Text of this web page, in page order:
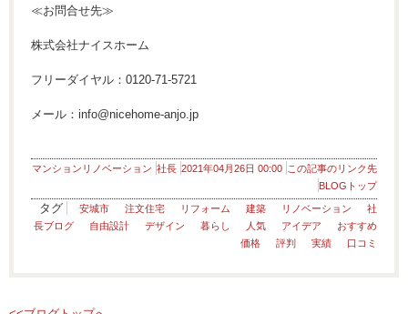
≪お問合せ先≫
株式会社ナイスホーム
フリーダイヤル：0120-71-5721
メール：info@nicehome-anjo.jp
マンションリノベーション 社長 2021年04月26日 00:00 この記事のリンク先
BLOGトップ
タグ 安城市 注文住宅 リフォーム 建築 リノベーション
社
長ブログ
自由設計 デザイン 暮らし 人気 アイデア
おすすめ
価格
評判 実績 口コミ